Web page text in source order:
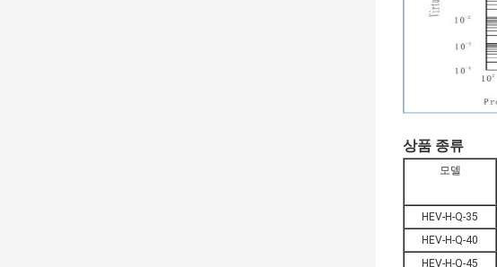
상품 종류
모델
HEV-H-Q-35
HEV-H-Q-40
HEV-H-Q-45